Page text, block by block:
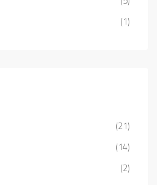
(1)
(21)
(14)
(2)